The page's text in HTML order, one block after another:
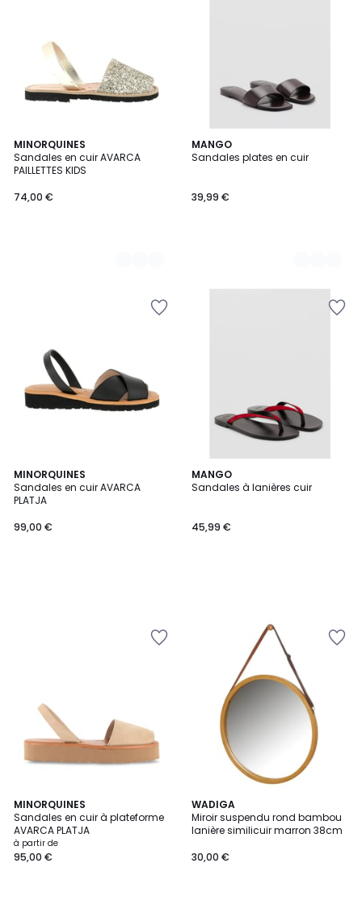
MINORQUINES
Sandales en cuir AVARCA
PAILLETTES KIDS
74,00 €
2
Couleurs
MANGO
Sandales plates en cuir
39,99 €
2
Couleurs
MINORQUINES
Sandales en cuir AVARCA
PLATJA
99,00 €
MANGO
Sandales à lanières cuir
45,99 €
MINORQUINES
Sandales en cuir à plateforme
AVARCA PLATJA
à partir de
95,00 €
WADIGA
Miroir suspendu rond bambou
lanière similicuir marron 38cm
30,00 €